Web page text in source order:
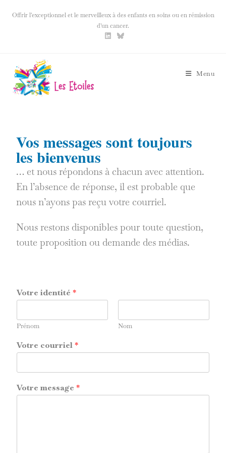
Offrir l'exceptionnel et le merveilleux à des enfants en soins ou en rémission
d'un cancer.
Menu
Vos messages sont toujours
les bienvenus
… et nous répondons à chacun avec attention.
En l’absence de réponse, il est probable que
nous n’ayons pas reçu votre courriel.
Nous restons disponibles pour toute question,
toute proposition ou demande des médias.
Votre identité*
Prénom Nom
Votre courriel*
Votre message*